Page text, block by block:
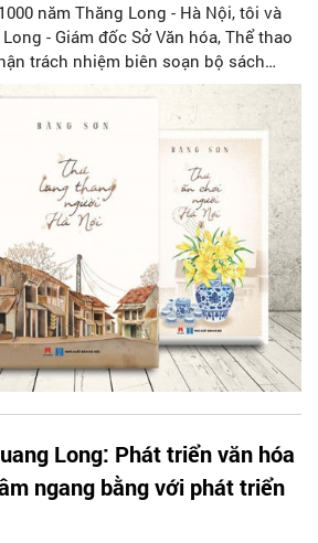
năm Thăng Long - Hà Nội, tôi và
- Giám đốc Sở Văn hóa, Thể thao
trách nhiệm biên soạn bộ sách
văn hóa ẩm thực Thăng Long - Hà
Thăng Long 1000 năm (Nxb Hà Nội,
tôi có được một hình dung tương
văn hóa ẩm thực Thăng Long - Hà
thời chỉ dẫn tôi tiếp cận với những tác
văn hóa ẩm thực Thăng Long - Hà
Long: Phát triển văn hóa
ngang bằng với phát triển